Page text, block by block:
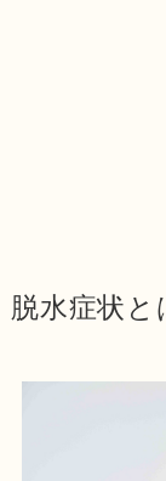
脱水症状と